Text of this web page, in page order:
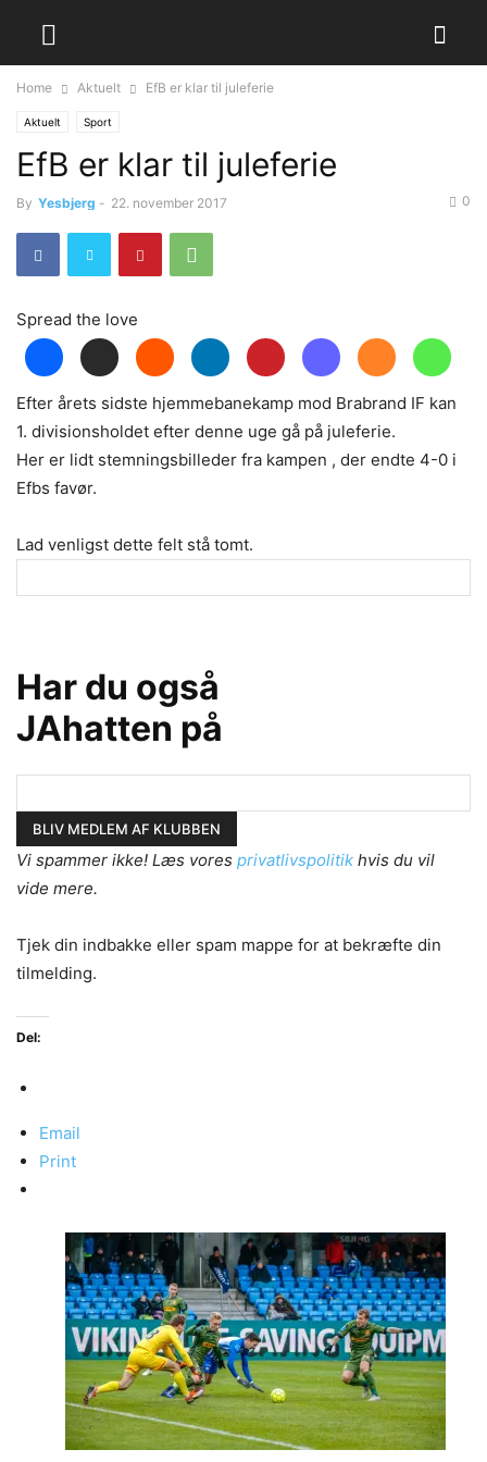
Home Aktuelt EfB er klar til juleferie
Aktuelt Sport
EfB er klar til juleferie
By Yesbjerg - 22. november 2017 0
Spread the love
Efter årets sidste hjemmebanekamp mod Brabrand IF kan
1. divisionsholdet efter denne uge gå på juleferie.
Her er lidt stemningsbilleder fra kampen , der endte 4-0 i
Efbs favør.
Lad venligst dette felt stå tomt.
Har du også
JAhatten på
Vi spammer ikke! Læs vores privatlivspolitik hvis du vil
vide mere.
Tjek din indbakke eller spam mappe for at bekræfte din
tilmelding.
Del:
Email
Print